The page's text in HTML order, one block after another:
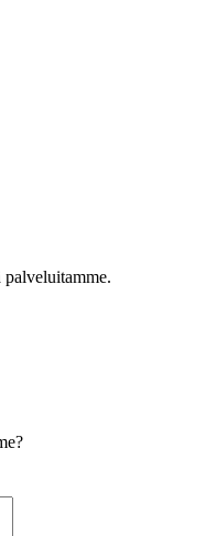
palveluitamme.